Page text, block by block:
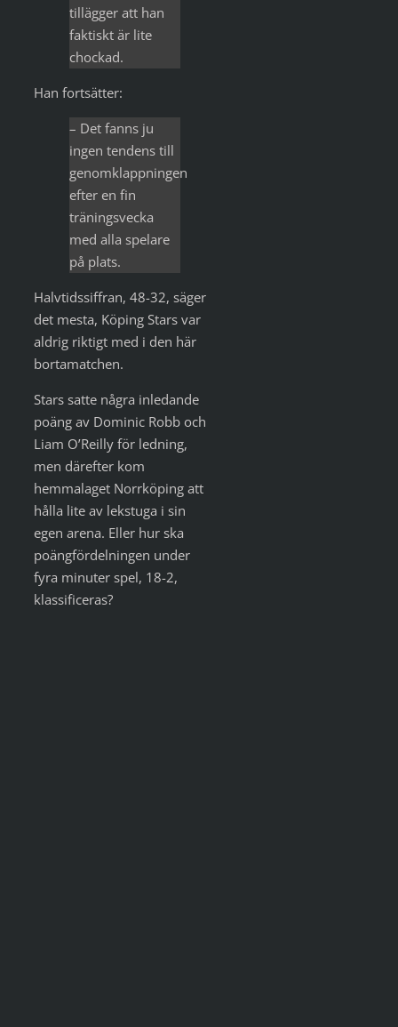
tillägger att han
faktiskt är lite
chockad.
Han fortsätter:
– Det fanns ju
ingen tendens till
genomklappningen
efter en fin
träningsvecka
med alla spelare
på plats.
Halvtidssiffran, 48-32, säger
det mesta, Köping Stars var
aldrig riktigt med i den här
bortamatchen.
Stars satte några inledande
poäng av Dominic Robb och
Liam O’Reilly för ledning,
men därefter kom
hemmalaget Norrköping att
hålla lite av lekstuga i sin
egen arena. Eller hur ska
poängfördelningen under
fyra minuter spel, 18-2,
klassificeras?